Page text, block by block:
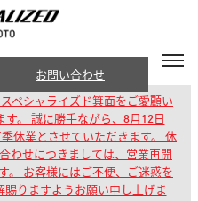
お問い合わせ
ペシャライズド箕面をご愛顧い
。 誠に勝手ながら、8月12日
休業とさせていただきます。 休
わせにつきましては、営業再開
。 お客様にはご不便、ご迷惑を
りますようお願い申し上げま